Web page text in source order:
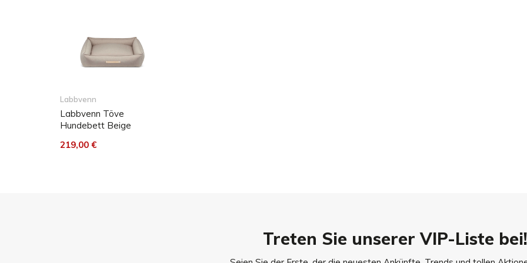
werden. Dies kann nicht verhindert werden und ist nicht durch die Garantie
abgedeckt. Hundehaare können mit einer Bürste entfernt werden. Von innen
Nicht im Trockner trocknen / Nicht bleichen / bügeln, dämpfen oder bei niedrigen
Labbvenn
Labbvenn Töve
Hundebett Beige
219,00 €
Treten Sie unserer VIP-Liste bei!